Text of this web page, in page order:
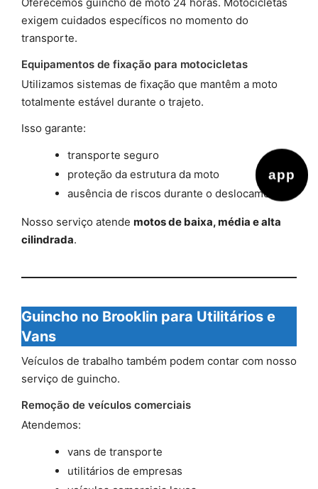
app
exigem cuidados específicos no momento do
transporte.
Equipamentos de fixação para motocicletas
Utilizamos sistemas de fixação que mantêm a moto
totalmente estável durante o trajeto.
Isso garante:
transporte seguro
proteção da estrutura da moto
ausência de riscos durante o deslocamento
Nosso serviço atende motos de baixa, média e alta
cilindrada.
Guincho no Brooklin para Utilitários e
Vans
Veículos de trabalho também podem contar com nosso
serviço de guincho.
Remoção de veículos comerciais
Atendemos:
vans de transporte
utilitários de empresas